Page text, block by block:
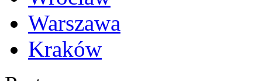
Warszawa
Kraków